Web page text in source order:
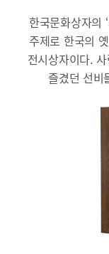
한국문화상자의
주제로 한국의
전시상자이다.
즐겼던 선비